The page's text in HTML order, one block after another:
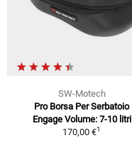
SW-Motech
Pro Borsa Per Serbatoio
Engage Volume: 7-10 litri
170,00 €1